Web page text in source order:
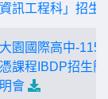
訊工程科」招生
園國際高中-115
課程IBDP招生簡
會